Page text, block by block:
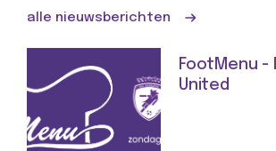
alle nieuwsberichten
FootMenu -
United